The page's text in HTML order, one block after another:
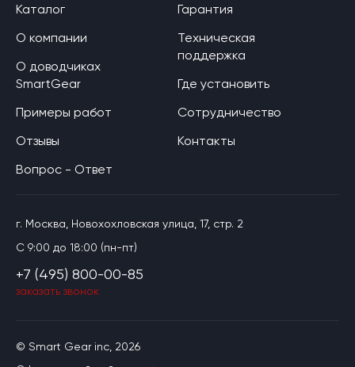
© Smart Gear inc, 2026
Каталог
О компании
О доводчиках
SmartGear
Примеры работ
Отзывы
Вопрос - Ответ
Гарантия
Техническая
поддержка
Где установить
Сотрудничество
Контакты
г. Москва, Новохохловская улица, 17, стр. 2
C 9:00 до 18:00 (пн-пт)
+7 (495) 800-00-85
заказать звонок